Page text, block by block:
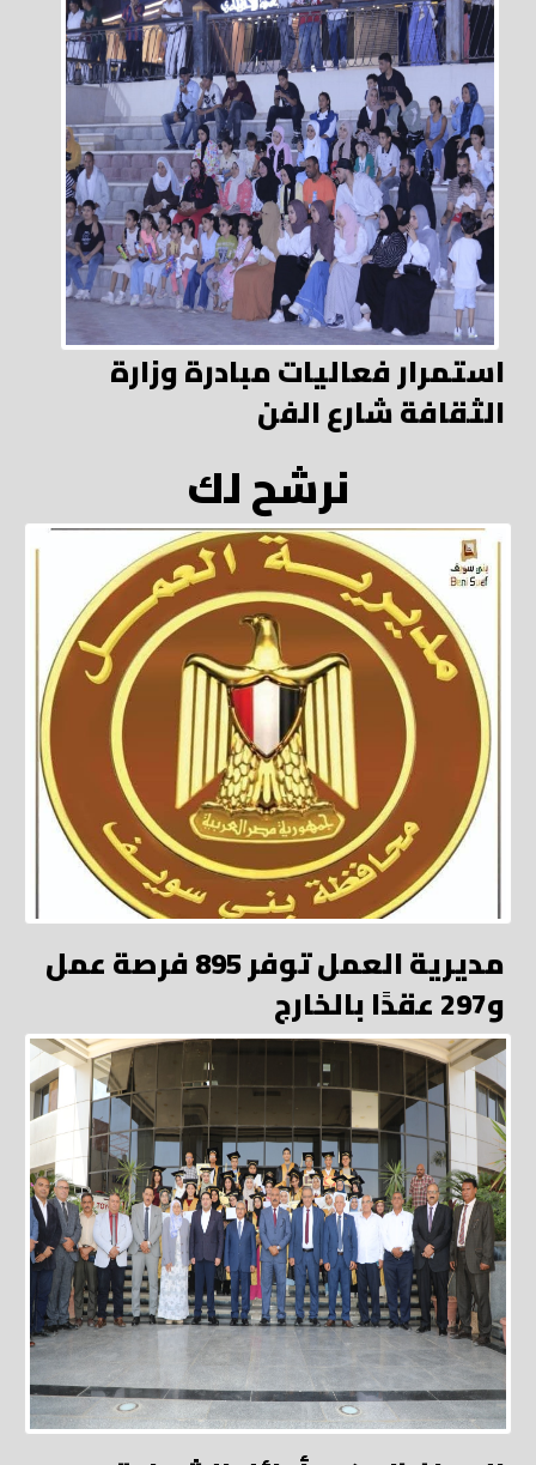
استمرار فعاليات مبادرة وزارة
الثقافة شارع الفن
نرشح لك
مديرية العمل توفر 895 فرصة عمل
و297 عقدًا بالخارج